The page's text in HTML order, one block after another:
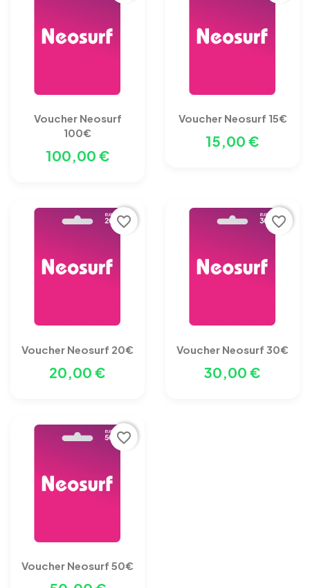
Voucher Neosurf
100€
100,00 €
Voucher Neosurf 15€
15,00 €
Voucher Neosurf 20€
20,00 €
favorite_border
Voucher Neosurf 30€
30,00 €
favorite_border
Voucher Neosurf 50€
favorite_border